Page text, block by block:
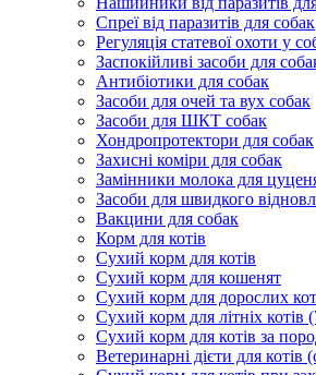
Спреї від паразитів для собак
Регуляція статевої охоти у
Заспокійливі засоби для
Антибіотики для собак
Засоби для очей та вух собак
Засоби для ШКТ собак
Хондропротектори для собак
Захисні коміри для собак
Замінники молока для
Засоби для швидкого
Вакцини для собак
Корм для котів
Сухий корм для котів
Сухий корм для кошенят
Сухий корм для дорослих
Сухий корм для літніх котів
Сухий корм для котів за
Ветеринарні дієти для котів